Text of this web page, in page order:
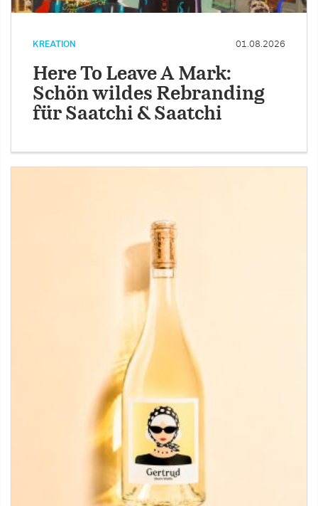
KREATION 01.08.2026
Here To Leave A Mark:
Schön wildes Rebranding
für Saatchi & Saatchi